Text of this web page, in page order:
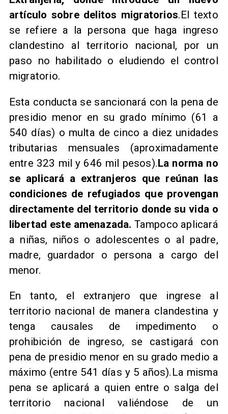
artículo sobre delitos migratorios.El texto
se refiere a la persona que haga ingreso
clandestino al territorio nacional, por un
paso no habilitado o eludiendo el control
migratorio.
Esta conducta se sancionará con la pena de
presidio menor en su grado mínimo (61 a
540 días) o multa de cinco a diez unidades
tributarias mensuales (aproximadamente
entre 323 mil y 646 mil pesos).La norma no
se aplicará a extranjeros que reúnan las
condiciones de refugiados que provengan
directamente del territorio donde su vida o
libertad este amenazada. Tampoco aplicará
a niñas, niños o adolescentes o al padre,
madre, guardador o persona a cargo del
menor.
En tanto, el extranjero que ingrese al
territorio nacional de manera clandestina y
tenga causales de impedimento o
prohibición de ingreso, se castigará con
pena de presidio menor en su grado medio a
máximo (entre 541 días y 5 años).La misma
pena se aplicará a quien entre o salga del
territorio nacional valiéndose de un